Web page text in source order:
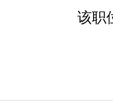
该职